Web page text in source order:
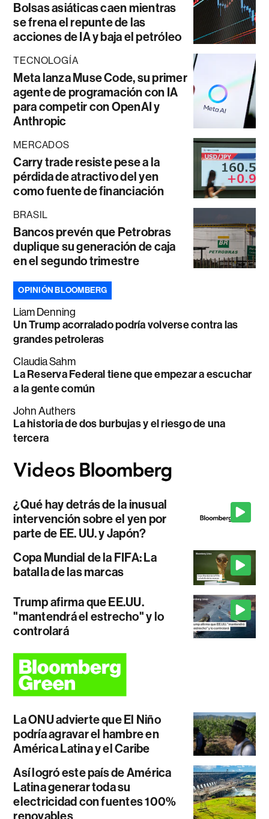
Bolsas asiáticas caen mientras
se frena el repunte de las
acciones de IA y baja el petróleo
TECNOLOGÍA
Meta lanza Muse Code, su primer
agente de programación con IA
para competir con OpenAI y
Anthropic
MERCADOS
Carry trade resiste pese a la
pérdida de atractivo del yen
como fuente de financiación
BRASIL
Bancos prevén que Petrobras
duplique su generación de caja
en el segundo trimestre
OPINIÓN BLOOMBERG
Liam Denning
Un Trump acorralado podría volverse contra las
grandes petroleras
Claudia Sahm
La Reserva Federal tiene que empezar a escuchar
a la gente común
John Authers
La historia de dos burbujas y el riesgo de una
tercera
¿Qué hay detrás de la inusual
intervención sobre el yen por
parte de EE. UU. y Japón?
Copa Mundial de la FIFA: La
batalla de las marcas
Trump afirma que EE.UU.
"mantendrá el estrecho" y lo
controlará
La ONU advierte que El Niño
podría agravar el hambre en
América Latina y el Caribe
Así logró este país de América
Latina generar toda su
electricidad con fuentes 100%
renovables